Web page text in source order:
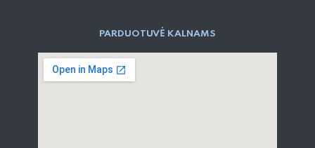
PARD​UOTUVĖ​ KALNAMS